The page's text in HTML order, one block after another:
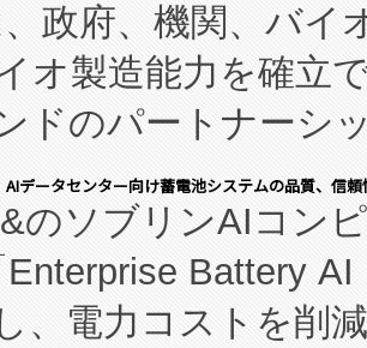
政府、機関、バイ
オ製造能力を確立
ドのパートナーシ
。 同社の実績ある
(FCCM™) プ
バイオ医薬品製造
ッドバッチ施設の
データセンター向け蓄電池システムの品質、信
のソブリンAIコン
Enterprise Battery
、電力コストを削